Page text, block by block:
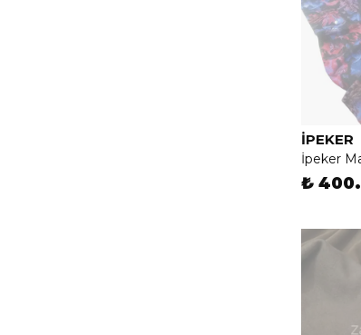
İPEKER
İpeker
₺